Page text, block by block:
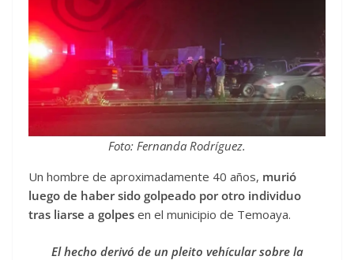
Foto: Fernanda Rodríguez.
Un hombre de aproximadamente 40 años, murió
luego de haber sido golpeado por otro individuo
tras liarse a golpes en el municipio de Temoaya.
El hecho derivó de un pleito vehícular sobre la